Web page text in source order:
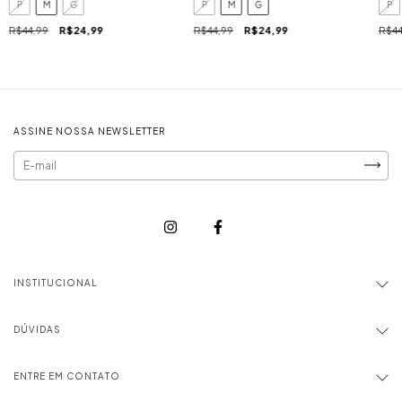
P M G
R$44,99 R$24,99
P M G
R$44,99 R$24,99
P
ASSINE NOSSA NEWSLETTER
INSTITUCIONAL
DÚVIDAS
ENTRE EM CONTATO